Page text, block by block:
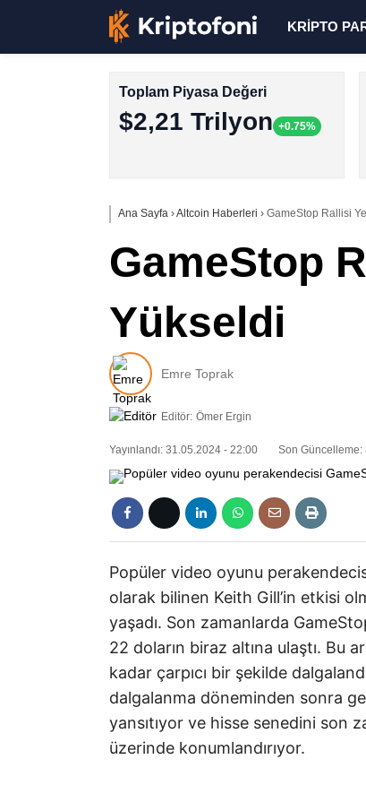
KRİPTO
Toplam Piyasa Değeri
$2,21 Trilyon +0.75%
Ana Sayfa ›Altcoin Haberleri › GameStop Rallisi
GameStop
Yükseldi
Emre Toprak
Editör: Ömer Ergin
Yayınlandı: 31.05.2024 - 22:00 Son Güncelleme:
Popüler video oyunu
olarak bilinen Keith Gill’in etkisi
yaşadı. Son zamanlarda
22 doların biraz altına ulaştı. Bu
kadar çarpıcı bir şekilde
dalgalanma döneminden sonra
yansıtıyor ve hisse senedini son
üzerinde konumlandırıyor.